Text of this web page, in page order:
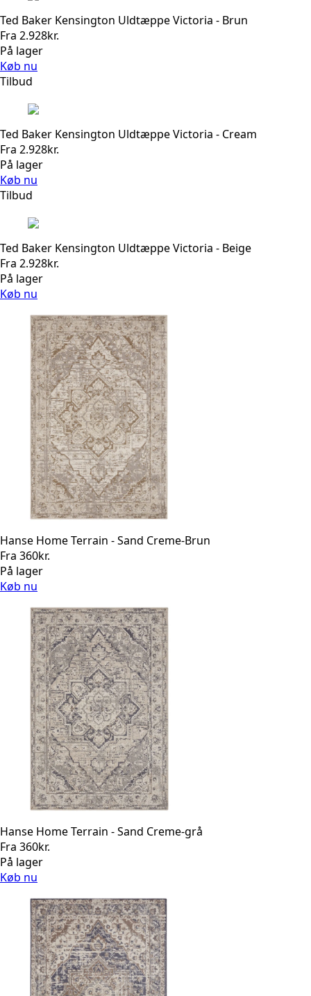
Ted Baker Kensington Uldtæppe Victoria - Brun
Fra 2.928kr.
På lager
Køb nu
Tilbud
Ted Baker Kensington Uldtæppe Victoria - Cream
Fra 2.928kr.
På lager
Køb nu
Tilbud
Ted Baker Kensington Uldtæppe Victoria - Beige
Fra 2.928kr.
På lager
Køb nu
Hanse Home Terrain - Sand Creme-Brun
Fra 360kr.
På lager
Køb nu
Hanse Home Terrain - Sand Creme-grå
Fra 360kr.
På lager
Køb nu